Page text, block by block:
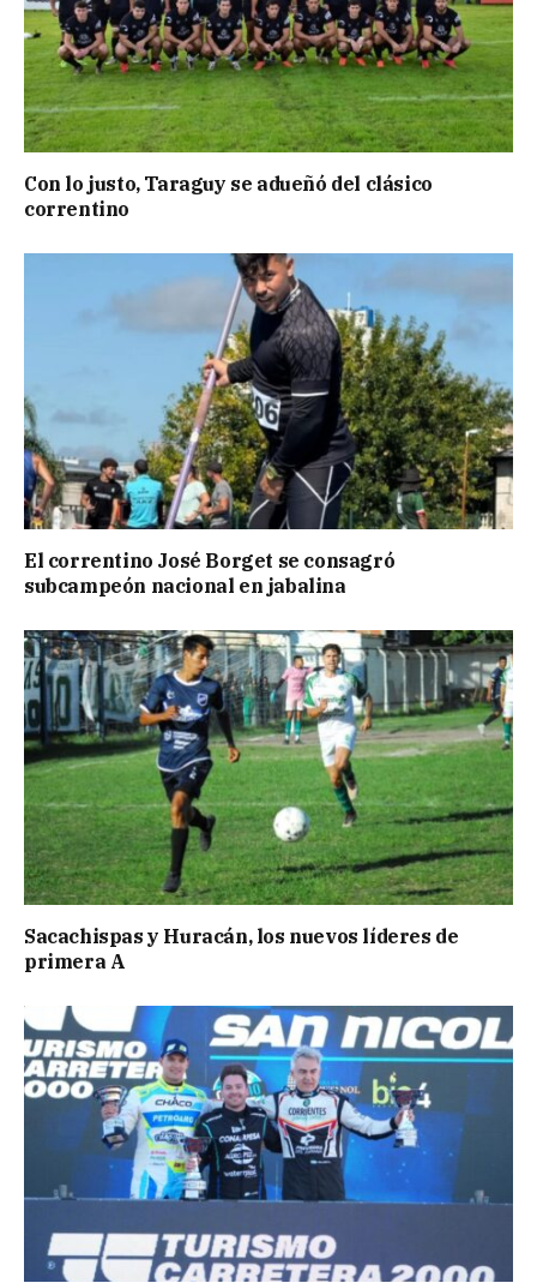
Con lo justo, Taraguy se adueñó del clásico
correntino
El correntino José Borget se consagró
subcampeón nacional en jabalina
Sacachispas y Huracán, los nuevos líderes de
primera A